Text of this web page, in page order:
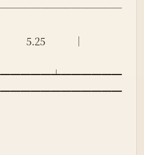
5.25            │